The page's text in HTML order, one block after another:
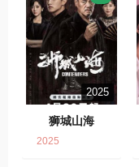
2025
狮城山海
2025